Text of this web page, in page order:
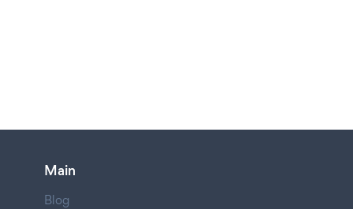
Main
Blog